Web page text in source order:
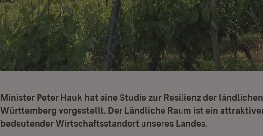
Minister Peter Hauk hat eine Studie zur Resilienz der
Württemberg vorgestellt. Der Ländliche Raum ist ein
bedeutender Wirtschaftsstandort unseres Landes.